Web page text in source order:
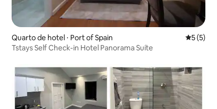
Quarto de hotel ⋅ Port of Spain 5 de
5 (5)
Tstays Self Check-in Hotel Panorama Suíte